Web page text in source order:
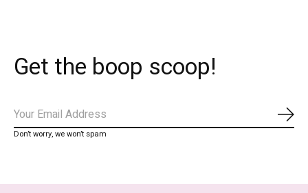
Get the boop scoop!
Don’t worry, we won’t spam